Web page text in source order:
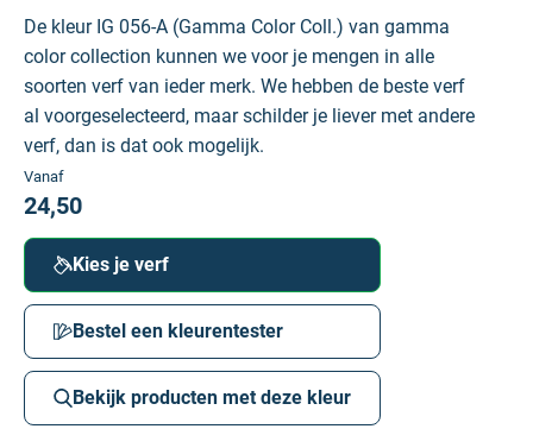
De kleur IG 056-A (Gamma Color Coll.) van gamma
color collection kunnen we voor je mengen in alle
soorten verf van ieder merk. We hebben de beste verf
al voorgeselecteerd, maar schilder je liever met andere
verf, dan is dat ook mogelijk.
Vanaf
24,50
Kies je verf
Bestel een kleurentester
Bekijk producten met deze kleur